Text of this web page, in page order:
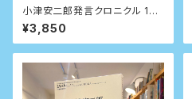
小津安二郎発言クロニクル 190
3~1963
¥3,850